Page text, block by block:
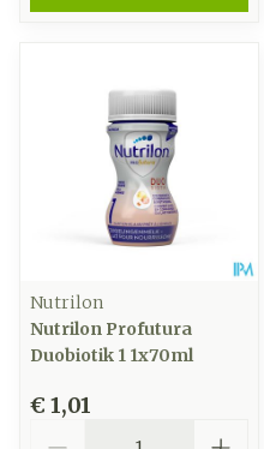
Nutrilon
Nutrilon Profutura
Duobiotik 1 1x70ml
€ 1,01